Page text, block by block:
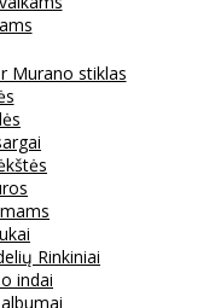
Murano stiklas
Rinkiniai
indai